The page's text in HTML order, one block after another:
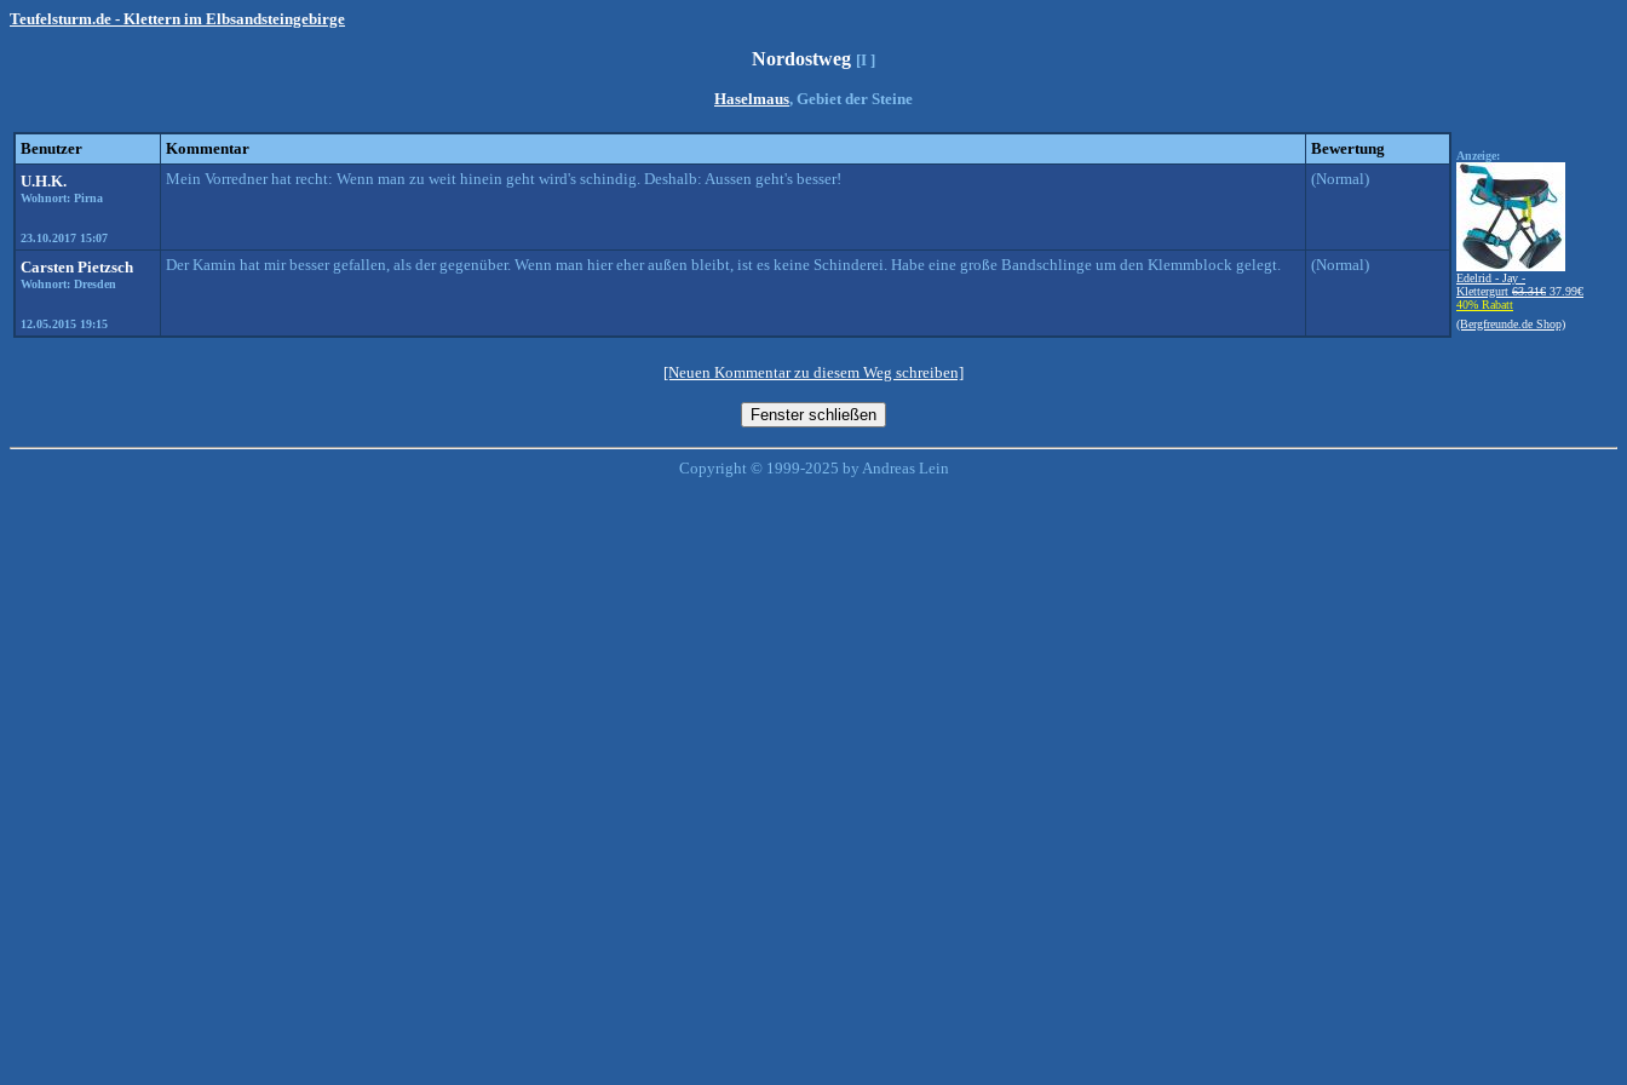
Teufelsturm.de - Klettern im Elbsandsteingebirge
Nordostweg [I ]
Haselmaus, Gebiet der Steine
Benutzer Kommentar
Bewertung
U.H.K.
Wohnort: Pirna
23.10.2017 15:07
Mein Vorredner hat recht: Wenn man zu weit hinein geht wird's schindig. Deshalb: Aussen geht's besser! (Normal)
Carsten Pietzsch
Wohnort: Dresden
12.05.2015 19:15
Der Kamin hat mir besser gefallen, als der gegenüber. Wenn man hier eher außen bleibt, ist es keine Schinderei. Habe eine große Bandschlinge um den Klemmblock gelegt. (Normal)
Anzeige:
Edelrid - Jay -
Klettergurt 63.31€ 37.99€
40% Rabatt
(Bergfreunde.de Shop)
[Neuen Kommentar zu diesem Weg schreiben]
Copyright © 1999-2025 by Andreas Lein